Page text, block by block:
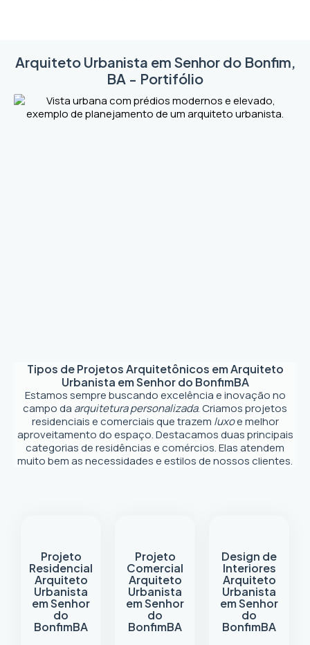
Arquiteto Urbanista em Senhor do Bonfim,
BA - Portifólio
Tipos de Projetos Arquitetônicos emArquiteto
Urbanista em Senhor do BonfimBA
Estamos sempre buscando excelência e inovação no
campo da arquitetura personalizada. Criamos projetos
residenciais e comerciais que trazem luxoe melhor
aproveitamento do espaço. Destacamos duas principais
categorias de residências e comércios. Elas atendem
muito bem as necessidades e estilos de nossos clientes.
Projeto
Residencial
Arquiteto
Urbanista
em Senhor
do
BonfimBA
Projeto
Comercial
Arquiteto
Urbanista
em Senhor
do
BonfimBA
Design de
Interiores
Arquiteto
Urbanista
em Senhor
do
BonfimBA